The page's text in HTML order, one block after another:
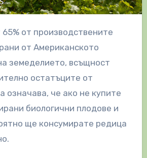
от Американското
земеделието, всъщност
остатъците от
означава, че ако не купите
биологични плодове и
ще консумирате редица